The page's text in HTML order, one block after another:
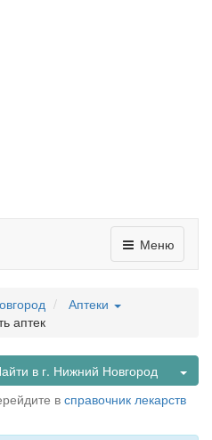
Меню
Аптеки
аптек
в г. Нижний Новгород
в справочник лекарств